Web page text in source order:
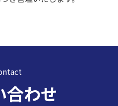
合わせ